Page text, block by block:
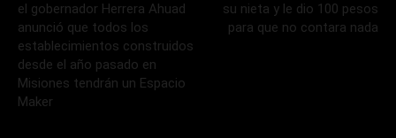
el gobernador Herrera Ahuad
anunció que todos los
establecimientos construidos
desde el año pasado en
Misiones tendrán un Espacio
Maker
su nieta y le dio 100 pesos
para que no contara nada